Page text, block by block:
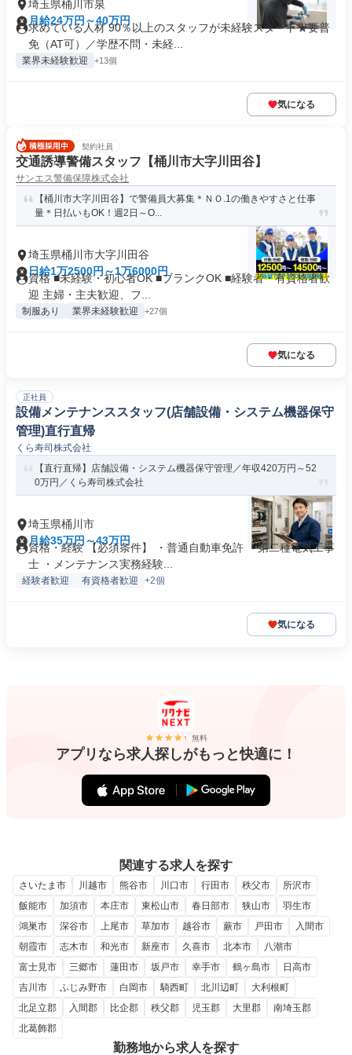
埼玉県桶川市泉
月給24万円～40万円
求めている人材 90％以上のスタッフが未経験スタート★要普
免（AT可）／学歴不問・未経...
業界未経験歓迎 +13個
気になる
契約社員
交通誘導警備スタッフ【桶川市大字川田谷】
サンエス警備保障株式会社
【桶川市大字川田谷】で警備員大募集＊ＮＯ.1の働きやすさと仕事
量＊日払いもOK！週2日～O...
埼玉県桶川市大字川田谷
日給1万2500円～1万6000円
資格 ■未経験・初心者OK ■ブランクOK ■経験者・有資格者歓
迎 主婦・主夫歓迎、フ...
制服あり 業界未経験歓迎 +27個
気になる
正社員
設備メンテナンススタッフ(店舗設備・システム機器保守
管理)直行直帰
くら寿司株式会社
【直行直帰】店舗設備・システム機器保守管理／年収420万円～52
0万円／くら寿司株式会社
埼玉県桶川市
月給35万円～43万円
資格・経験 【必須条件】 ・普通自動車免許 ・第二種電気工事
士 ・メンテナンス実務経験...
経験者歓迎 有資格者歓迎 +2個
気になる
無料
アプリなら求人探しがもっと快適に！
関連する求人を探す
さいたま市 川越市 熊谷市 川口市 行田市 秩父市
所沢市
飯能市
加須市 本庄市 東松山市 春日部市 狭山市
羽生市
鴻巣市
深谷市 上尾市 草加市 越谷市 蕨市 戸田市
入間市
朝霞市
志木市 和光市 新座市 久喜市 北本市
八潮市
富士見市
三郷市 蓮田市 坂戸市 幸手市 鶴ヶ島市
日高市
吉川市
ふじみ野市 白岡市 騎西町 北川辺町
大利根町
北足立郡
入間郡 比企郡 秩父郡 児玉郡 大里郡
南埼玉郡
北葛飾郡
勤務地から求人を探す